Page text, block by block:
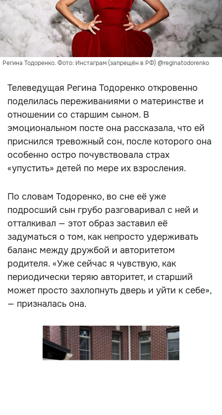
Регина Тодоренко. Фото: Инстаграм (запрещён в РФ) @reginatodorenko
Телеведущая Регина Тодоренко откровенно
поделилась переживаниями о материнстве и
отношении со старшим сыном. В
эмоциональном посте она рассказала, что ей
приснился тревожный сон, после которого она
особенно остро почувствовала страх
«упустить» детей по мере их взросления.
По словам Тодоренко, во сне её уже
подросший сын грубо разговаривал с ней и
отталкивал — этот образ заставил её
задуматься о том, как непросто удерживать
баланс между дружбой и авторитетом
родителя. «Уже сейчас я чувствую, как
периодически теряю авторитет, и старший
может просто захлопнуть дверь и уйти к себе»,
— призналась она.